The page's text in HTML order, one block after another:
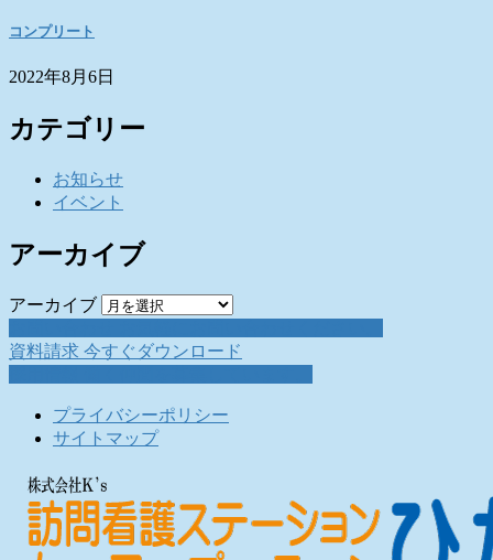
コンプリート
2022年8月6日
カテゴリー
お知らせ
イベント
アーカイブ
アーカイブ
資料請求 今すぐダウンロード
プライバシーポリシー
サイトマップ